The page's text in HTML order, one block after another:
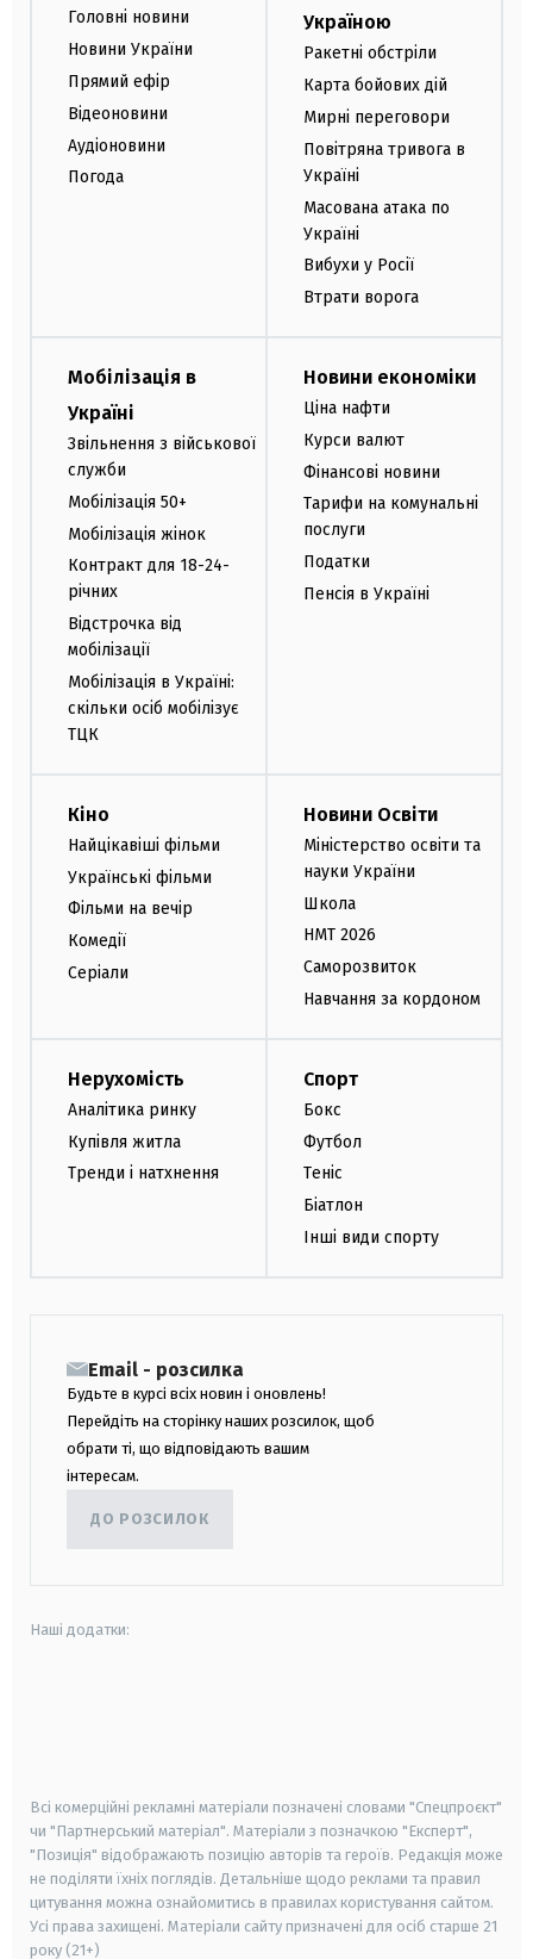
Головні новини
Новини України
Прямий ефір
Відеоновини
Аудіоновини
Погода
Україною
Ракетні обстріли
Карта бойових дій
Мирні переговори
Повітряна тривога в
Україні
Масована атака по
Україні
Вибухи у Росії
Втрати ворога
Мобілізація в
Україні
Звільнення з військової
служби
Мобілізація 50+
Мобілізація жінок
Контракт для 18-24-
річних
Відстрочка від
мобілізації
Мобілізація в Україні:
скільки осіб мобілізує
ТЦК
Новини економіки
Ціна нафти
Курси валют
Фінансові новини
Тарифи на комунальні
послуги
Податки
Пенсія в Україні
Кіно
Найцікавіші фільми
Українські фільми
Фільми на вечір
Комедії
Серіали
Новини Освіти
Міністерство освіти та
науки України
Школа
НМТ 2026
Саморозвиток
Навчання за кордоном
Нерухомість
Аналітика ринку
Купівля житла
Тренди і натхнення
Спорт
Бокс
Футбол
Теніс
Біатлон
Інші види спорту
Email - розсилка
Будьте в курсі всіх новин і оновлень!
Перейдіть на сторінку наших розсилок, щоб
обрати ті, що відповідають вашим
інтересам.
ДО РОЗСИЛОК
Наші додатки:
Всі комерційні рекламні матеріали позначені словами "Спецпроєкт"
чи "Партнерський матеріал". Матеріали з позначкою "Експерт",
"Позиція" відображають позицію авторів та героїв. Редакція може
не поділяти їхніх поглядів. Детальніше щодо реклами та правил
цитування можна ознайомитись в правилах користування сайтом.
Усі права захищені. Матеріали сайту призначені для осіб старше 21
року (21+)